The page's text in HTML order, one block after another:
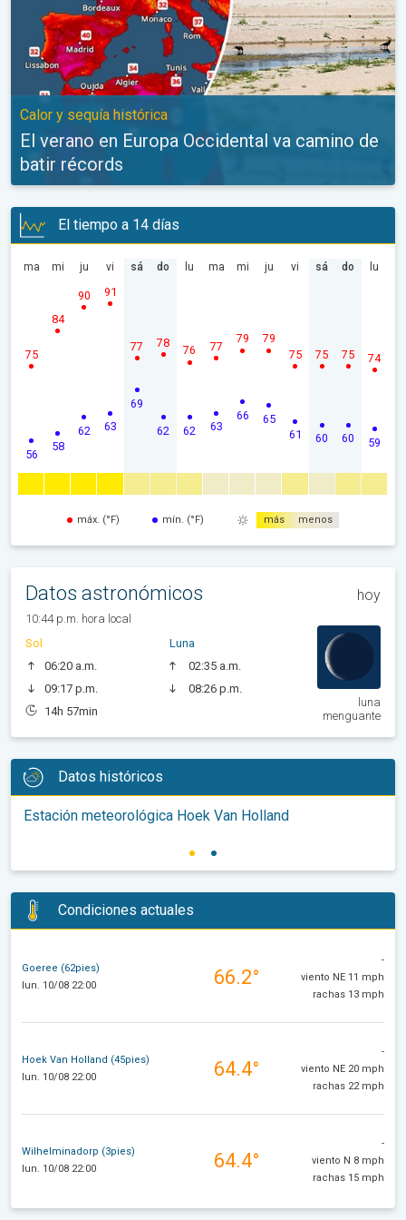
Calor y sequía histórica
El verano en Europa Occidental va camino de
batir récords
El tiempo a 14 días
ma
56
75
mi
58
84
ju
62
90
vi
63
91
sá
69
77
do
62
78
lu
62
76
ma
63
77
mi
66
79
ju
65
79
vi
61
75
sá
60
75
do
60
75
lu
59
74
máx. (°F) mín. (°F) más menos
Datos astronómicos hoy
10:44 p.m. hora local
Sol
06:20 a.m.
09:17 p.m.
14h 57min
Luna
02:35 a.m.
08:26 p.m.
luna
menguante
Datos históricos
Estación meteorológica Hoek Van Holland
Condiciones actuales
Goeree (62pies)
lun. 10/08 22:00
66.2°
-
viento NE 11 mph
rachas 13 mph
Hoek Van Holland (45pies)
lun. 10/08 22:00
64.4°
-
viento NE 20 mph
rachas 22 mph
Wilhelminadorp (3pies)
lun. 10/08 22:00
64.4°
-
viento N 8 mph
rachas 15 mph